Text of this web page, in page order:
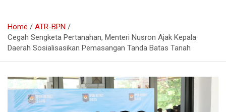
Home
ATR-BPN
Cegah Sengketa Pertanahan, Menteri Nusron Ajak Kepala
Daerah Sosialisasikan Pemasangan Tanda Batas Tanah